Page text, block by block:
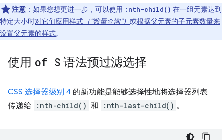
注意 ：如果您想更进一步，可以使用 :nth-child() 在一组元素达到
特定大小时对它们应用样式 （“数量查询”） 或根据父元素的子元素数量来
设置父元素的样式。
使用 of S 语法预过滤选择
CSS 选择器级别 4 的新功能是能够选择性地将选择器列表
传递给 :nth-child() 和 :nth-last-child() 。